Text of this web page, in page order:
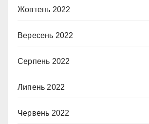
Жовтень 2022
Вересень 2022
Серпень 2022
Липень 2022
Червень 2022